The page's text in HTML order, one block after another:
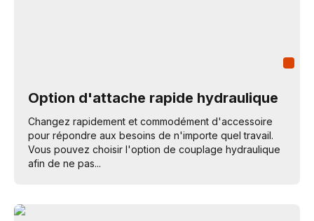
Option d'attache rapide hydraulique
Changez rapidement et commodément d'accessoire
pour répondre aux besoins de n'importe quel travail.
Vous pouvez choisir l'option de couplage hydraulique
afin de ne pas...